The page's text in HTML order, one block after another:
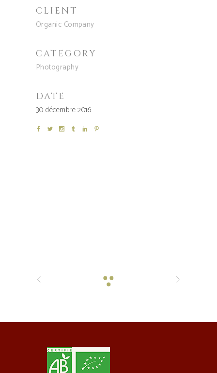
CLIENT
Organic Company
CATEGORY
Photography
DATE
30 décembre 2016